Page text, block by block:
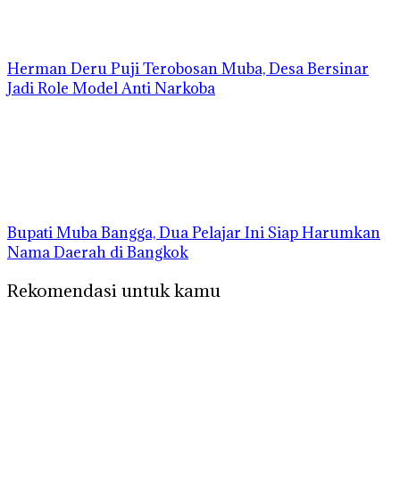
Herman Deru Puji Terobosan Muba, Desa Bersinar
Jadi Role Model Anti Narkoba
Bupati Muba Bangga, Dua Pelajar Ini Siap Harumkan
Nama Daerah di Bangkok
Rekomendasi untuk kamu